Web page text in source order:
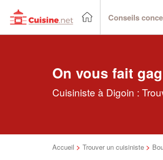
Conseils
On vous fait
Cuisiniste à Digoin :
Accueil > Trouver un cuisiniste >